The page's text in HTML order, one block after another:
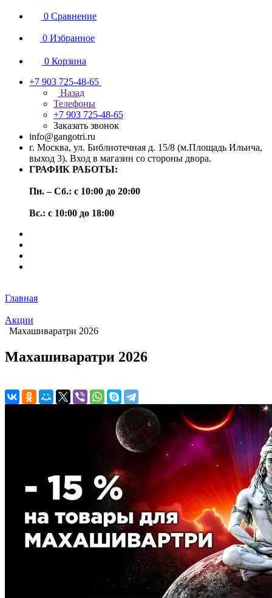
0 Сравнение
0 Избранное
0 Корзина
+7 903 725-48-65
Назад
Телефоны
+7 903 725-48-65
Заказать звонок
info@gangotri.ru
г. Москва, ул. Библиотечная д. 15/8 (м.Площадь Ильича,
выход 3). Вход в магазин со стороны двора.
ГРАФИК РАБОТЫ:
Пн. – Сб.: с 10:00 до 20:00
Вс.: с 10:00 до 18:00
Главная
Акции
Махашиваратри 2026
Махашиваратри 2026